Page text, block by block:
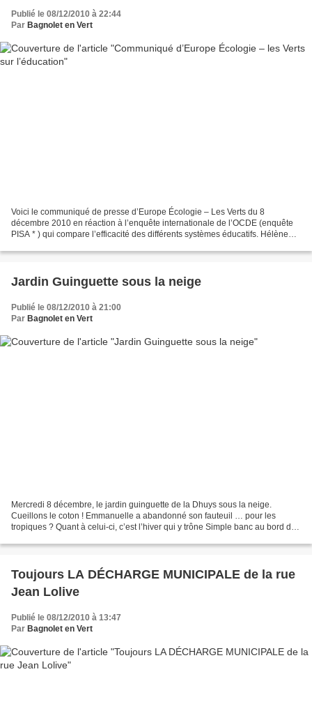
Publié le 08/12/2010 à 22:44
Par Bagnolet en Vert
Voici le communiqué de presse d’Europe Écologie – Les Verts du 8
décembre 2010 en réaction à l’enquête internationale de l’OCDE (enquête
PISA * ) qui compare l’efficacité des différents systèmes éducatifs. Hélène
Jardin Guinguette sous la neige
Publié le 08/12/2010 à 21:00
Par Bagnolet en Vert
Mercredi 8 décembre, le jardin guinguette de la Dhuys sous la neige.
Cueillons le coton ! Emmanuelle a abandonné son fauteuil … pour les
tropiques ? Quant à celui-ci, c’est l’hiver qui y trône Simple banc au bord de
Toujours LA DÉCHARGE MUNICIPALE de la rue
Jean Lolive
Publié le 08/12/2010 à 13:47
Par Bagnolet en Vert